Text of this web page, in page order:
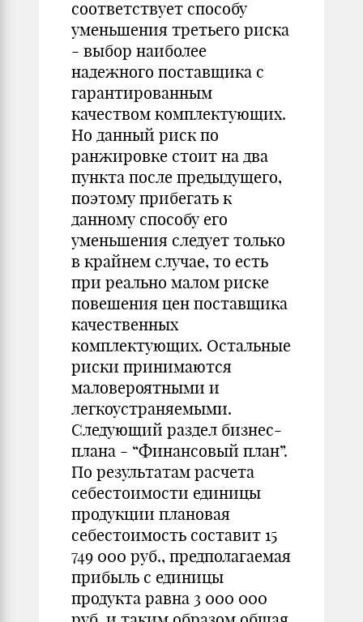
соответствует способу
уменьшения третьего риска
- выбор наиболее
надежного поставщика с
гарантированным
качеством комплектующих.
Но данный риск по
ранжировке стоит на два
пункта после предыдущего,
поэтому прибегать к
данному способу его
уменьшения следует только
в крайнем случае, то есть
при реально малом риске
повешения цен поставщика
качественных
комплектующих. Остальные
риски принимаются
маловероятными и
легкоустраняемыми.
Следующий раздел бизнес-
плана - “Финансовый план”.
По результатам расчета
себестоимости единицы
продукции плановая
себестоимость составит 15
749 000 руб., предполагаемая
прибыль с единицы
продукта равна 3 000 000